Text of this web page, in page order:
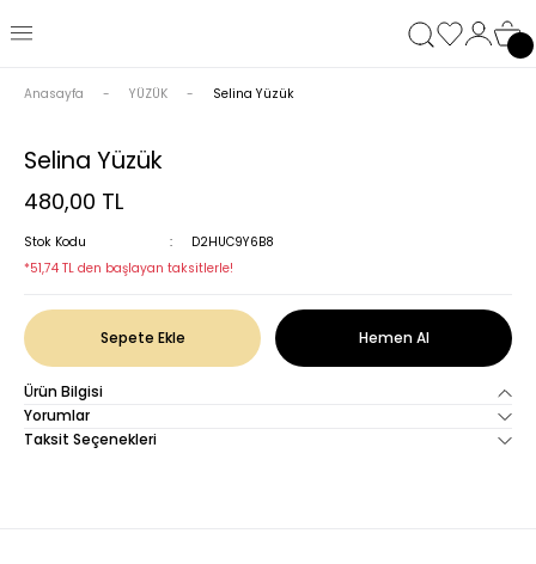
Anasayfa YÜZÜK Selina Yüzük
Selina Yüzük
480,00 TL
Stok Kodu
D2HUC9Y6B8
*51,74 TL den başlayan taksitlerle!
Sepete Ekle Hemen Al
Ürün Bilgisi
Yorumlar
Taksit Seçenekleri